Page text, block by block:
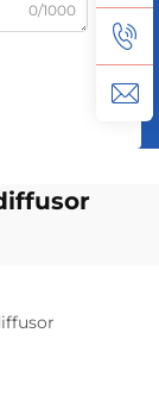
0/1000